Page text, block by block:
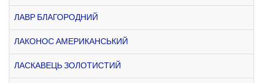
ЛАВР БЛАГОРОДНИЙ
ЛАКОНОС АМЕРИКАНСЬКИЙ
ЛАСКАВЕЦЬ ЗОЛОТИСТИЙ